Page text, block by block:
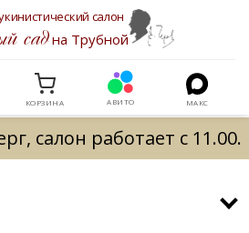
салон
садна Трубной
КОРЗИНА АВИТО МАКС
салон работает с 11.00.